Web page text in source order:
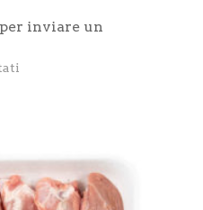
per inviare un